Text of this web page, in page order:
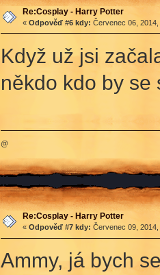
Re:Cosplay - Harry Potter
« Odpověď #6 kdy: Červenec 06,
Když už jsi
někdo kdo by
@
Re:Cosplay - Harry Potter
« Odpověď #7 kdy: Červenec 09,
Ammy, já bych